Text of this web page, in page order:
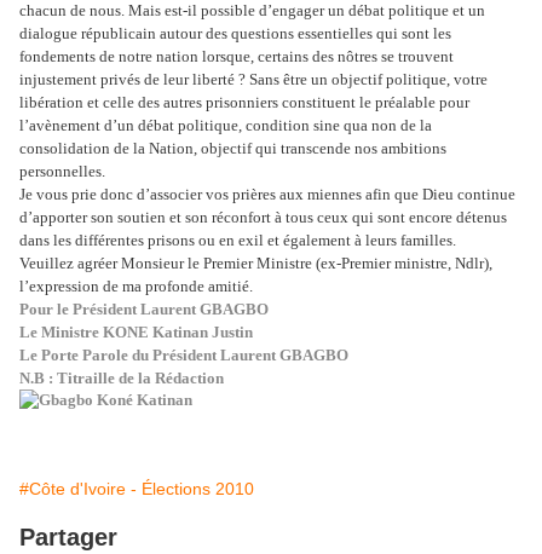
chacun de nous. Mais est-il possible d’engager un débat politique et un
dialogue républicain autour des questions essentielles qui sont les
fondements de notre nation lorsque, certains des nôtres se trouvent
injustement privés de leur liberté ? Sans être un objectif politique, votre
libération et celle des autres prisonniers constituent le préalable pour
l’avènement d’un débat politique, condition sine qua non de la
consolidation de la Nation, objectif qui transcende nos ambitions
personnelles.
Je vous prie donc d’associer vos prières aux miennes afin que Dieu continue
d’apporter son soutien et son réconfort à tous ceux qui sont encore détenus
dans les différentes prisons ou en exil et également à leurs familles.
Veuillez agréer Monsieur le Premier Ministre (ex-Premier ministre, Ndlr),
l’expression de ma profonde amitié.
Pour le Président Laurent GBAGBO
Le Ministre KONE Katinan Justin
Le Porte Parole du Président Laurent GBAGBO
N.B : Titraille de la Rédaction
#Côte d'Ivoire - Élections 2010
Partager